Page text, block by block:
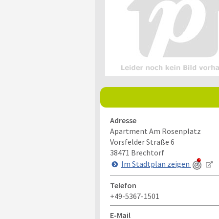
Adresse
Apartment Am Rosenplatz
Vorsfelder Straße 6
38471 Brechtorf
Im Stadtplan zeigen
Telefon
+49-5367-1501
E-Mail